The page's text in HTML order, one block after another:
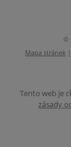
©
Mapa stránek |
Tento web je
zásady